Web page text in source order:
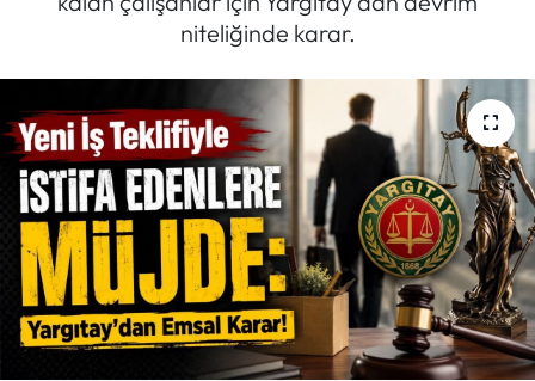
niteliğinde karar.
Politik Kulis
Magazin
Mektup Galeri
Röportaj
Manşet
Son Dakika Haberleri